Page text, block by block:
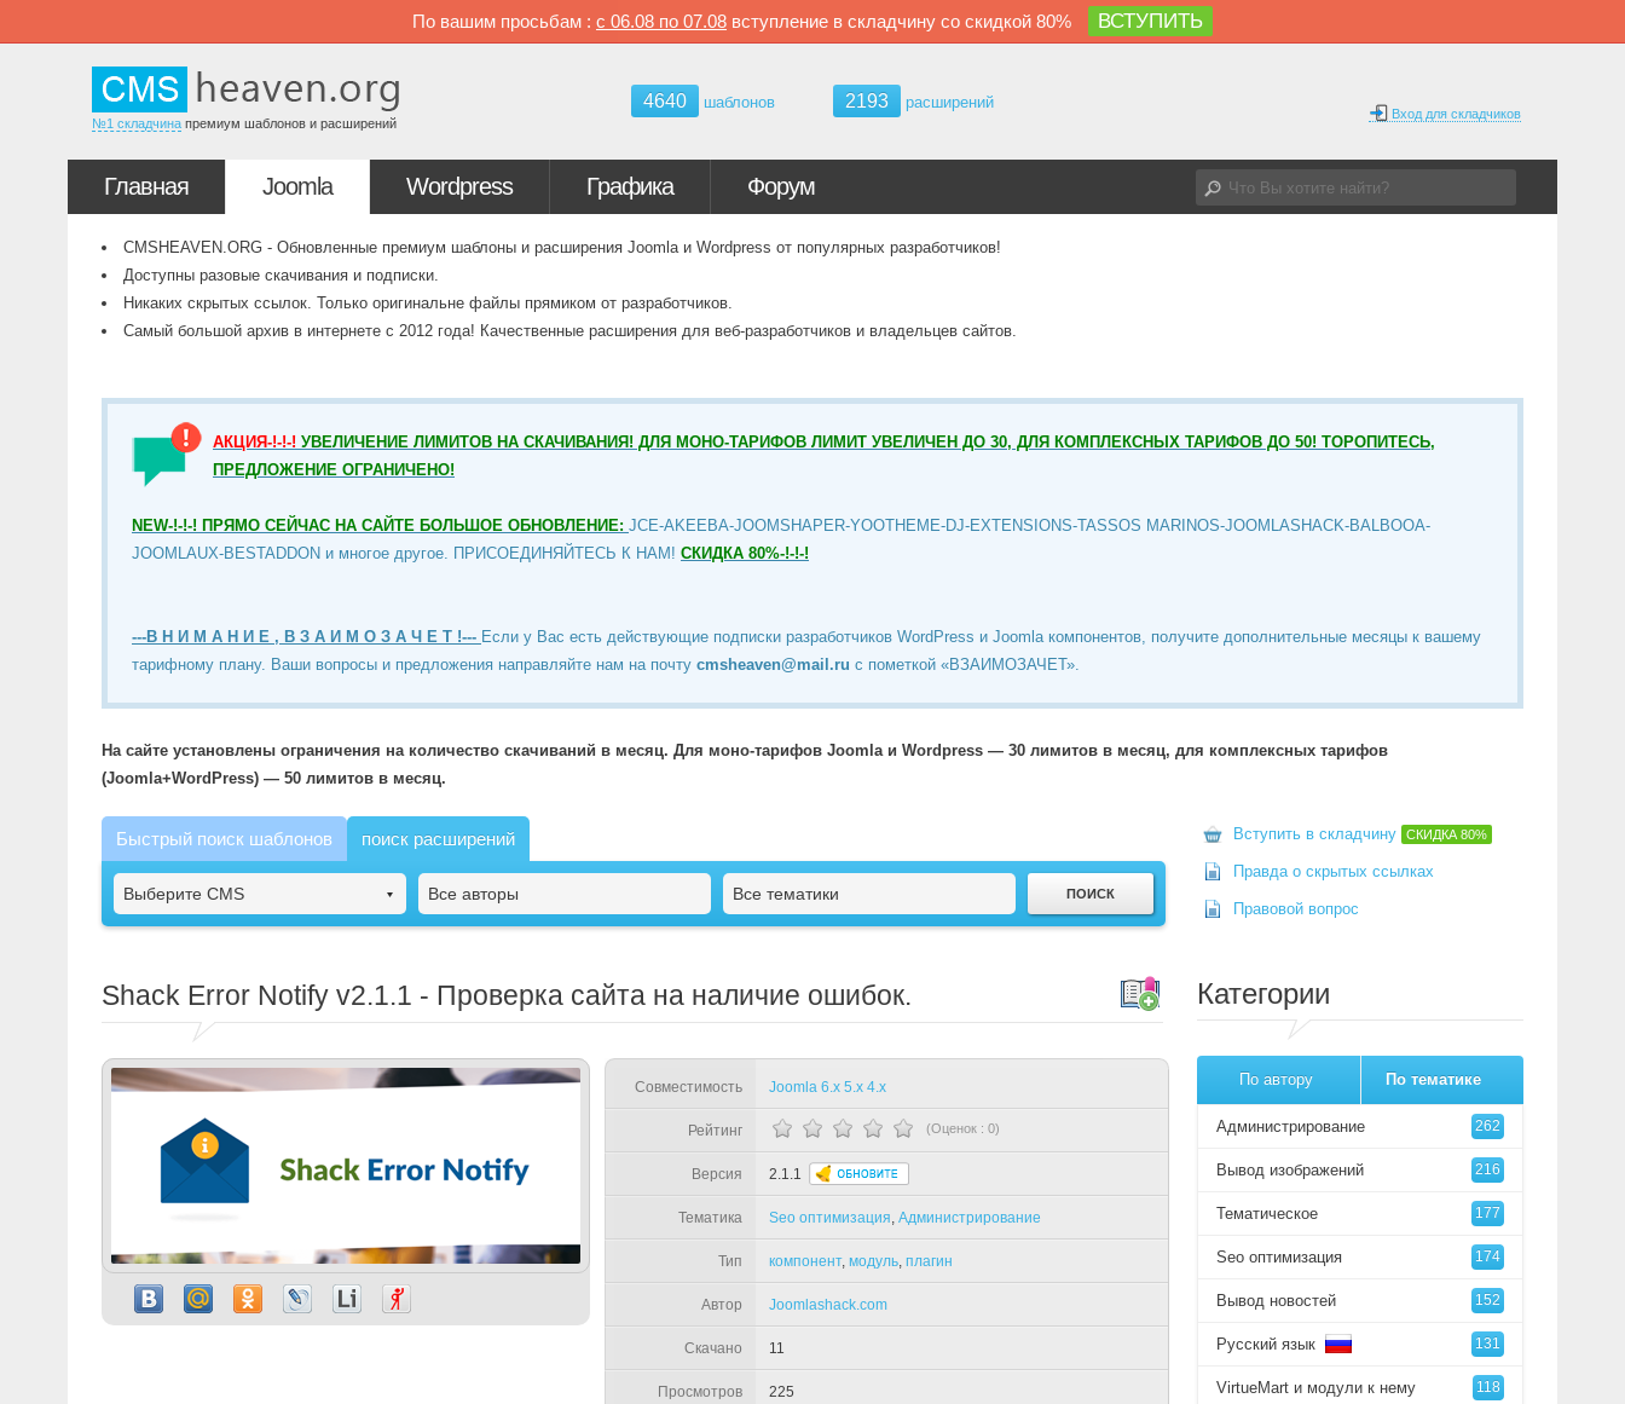
По вашим просьбам : с 06.08 по 07.08 вступление в складчину со скидкой 80% ВСТУПИТЬ
№1 складчина премиум шаблонов и расширений
4640 шаблонов 2193 расширений
Вход для складчиков
Главная Joomla Wordpress Графика Форум
CMSHEAVEN.ORG - Обновленные премиум шаблоны и расширения Joomla и Wordpress от популярных разработчиков!
Доступны разовые скачивания и подписки.
Никаких скрытых ссылок. Только оригинальне файлы прямиком от разработчиков.
Самый большой архив в интернете с 2012 года! Качественные расширения для веб-разработчиков и владельцев сайтов.
АКЦИЯ-!-!-! УВЕЛИЧЕНИЕ ЛИМИТОВ НА СКАЧИВАНИЯ! ДЛЯ МОНО-ТАРИФОВ ЛИМИТ УВЕЛИЧЕН ДО 30, ДЛЯ КОМПЛЕКСНЫХ ТАРИФОВ ДО 50! ТОРОПИТЕСЬ,
ПРЕДЛОЖЕНИЕ ОГРАНИЧЕНО!
NEW-!-!-! ПРЯМО СЕЙЧАС НА САЙТЕ БОЛЬШОЕ ОБНОВЛЕНИЕ: JCE-AKEEBA-JOOMSHAPER-YOOTHEME-DJ-EXTENSIONS-TASSOS MARINOS-JOOMLASHACK-BALBOOA-
JOOMLAUX-BESTADDON и многое другое. ПРИСОЕДИНЯЙТЕСЬ К НАМ! СКИДКА 80%-!-!-!
---В Н И М А Н И Е , В З А И М О З А Ч Е Т !--- Если у Вас есть действующие подписки разработчиков WordPress и Joomla компонентов, получите дополнительные месяцы к вашему
тарифному плану. Ваши вопросы и предложения направляйте нам на почту cmsheaven@mail.ru c пометкой «ВЗАИМОЗАЧЕТ».
На сайте установлены ограничения на количество скачиваний в месяц. Для моно-тарифов Joomla и Wordpress — 30 лимитов в месяц, для комплексных тарифов
(Joomla+WordPress) — 50 лимитов в месяц.
Быстрый поиск шаблонов поиск расширений
Выберите CMS Все авторы Все тематики
Shack Error Notify v2.1.1 - Проверка сайта на наличие ошибок.
Совместимость Joomla 6.x 5.x 4.x
Рейтинг (Оценок : 0)
Версия 2.1.1
Тематика Seo оптимизация, Администрирование
Тип компонент, модуль, плагин
Автор Joomlashack.com
Скачано 11
Просмотров 225
Вступить в складчину СКИДКА 80%
Правда о скрытых ссылках
Правовой вопрос
Категории
По автору По тематике
Администрирование 262
Вывод изображений 216
Тематическое 177
Seo оптимизация 174
Вывод новостей 152
Русский язык 131
VirtueMart и модули к нему 118